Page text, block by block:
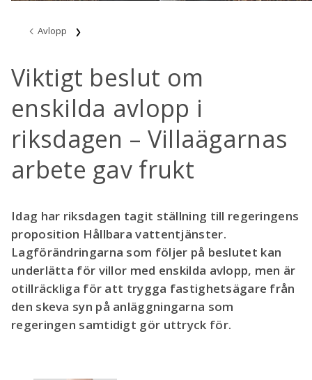
Avlopp
Viktigt beslut om
enskilda avlopp i
riksdagen – Villaägarnas
arbete gav frukt
Idag har riksdagen tagit ställning till regeringens
proposition Hållbara vattentjänster.
Lagförändringarna som följer på beslutet kan
underlätta för villor med enskilda avlopp, men är
otillräckliga för att trygga fastighetsägare från
den skeva syn på anläggningarna som
regeringen samtidigt gör uttryck för.